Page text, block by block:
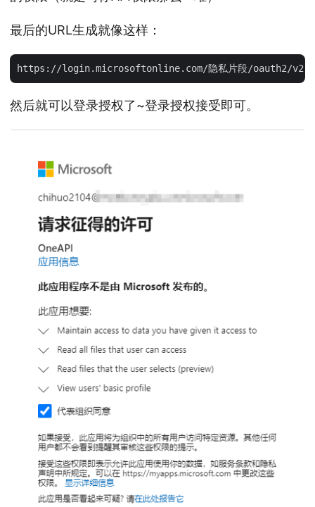
最后的URL生成就像这样：
然后就可以登录授权了~登录授权接受即可。